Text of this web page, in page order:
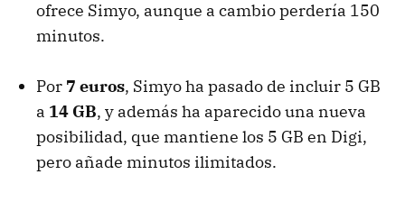
ofrece Simyo, aunque a cambio perdería 150
minutos.
Por 7 euros, Simyo ha pasado de incluir 5 GB
a 14 GB, y además ha aparecido una nueva
posibilidad, que mantiene los 5 GB en Digi,
pero añade minutos ilimitados.